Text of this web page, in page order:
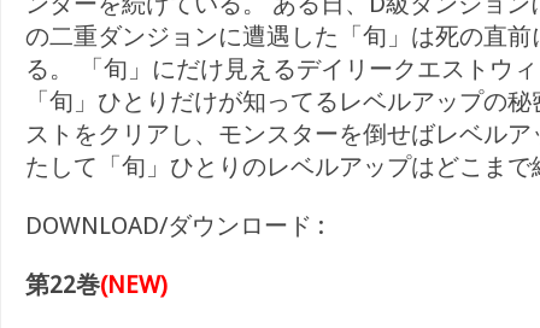
の二重ダンジョンに遭遇した「旬」は死の直
る。 「旬」にだけ見えるデイリークエストウ
「旬」ひとりだけが知ってるレベルアップの
ストをクリアし、モンスターを倒せばレベル
たして「旬」ひとりのレベルアップはどこま
DOWNLOAD/ダウンロード :
第22巻(NEW)